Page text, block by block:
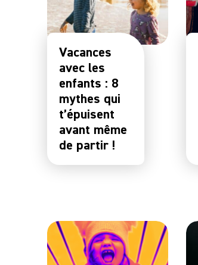
Vacances
avec les
enfants : 8
mythes qui
t’épuisent
avant même
de partir !